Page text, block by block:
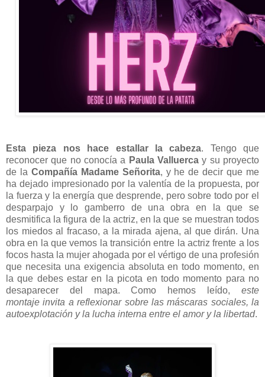
Esta pieza nos hace estallar la cabeza. Tengo que
reconocer que no conocía a Paula Valluerca y su proyecto
de la Compañía Madame Señorita, y he de decir que me
ha dejado impresionado por la valentía de la propuesta, por
la fuerza y la energía que desprende, pero sobre todo por el
desparpajo y lo gamberro de una obra en la que se
desmitifica la figura de la actriz, en la que se muestran todos
los miedos al fracaso, a la mirada ajena, al que dirán. Una
obra en la que vemos la transición entre la actriz frente a los
focos hasta la mujer ahogada por el vértigo de una profesión
que necesita una exigencia absoluta en todo momento, en
la que debes estar en la picota en todo momento para no
desaparecer del mapa. Como hemos leído, este
montajeinvita a reflexionar sobre las máscaras sociales, la
autoexplotación y la lucha interna entre el amor y la libertad.